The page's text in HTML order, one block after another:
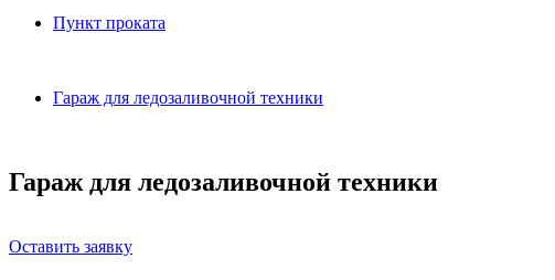
Пункт проката
Гараж для ледозаливочной техники
Гараж для ледозаливочной техники
Оставить заявку